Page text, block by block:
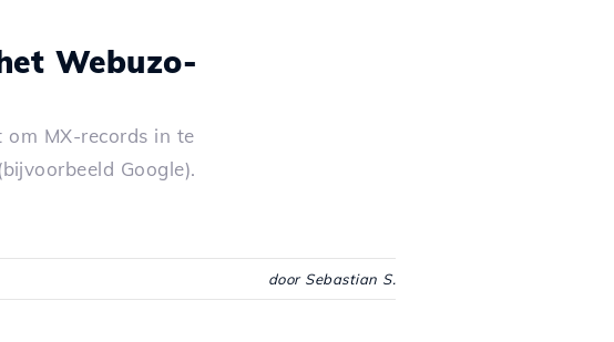
Webuzo-
MX-records in te
Google).
door Sebastian S.